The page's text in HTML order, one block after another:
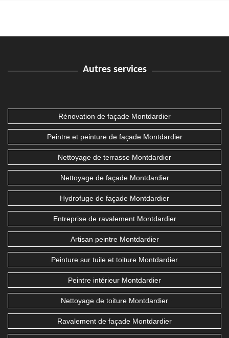
Autres services
Rénovation de façade Montdardier
Peintre et peinture de façade Montdardier
Nettoyage de terrasse Montdardier
Nettoyage de façade Montdardier
Hydrofuge de façade Montdardier
Entreprise de ravalement Montdardier
Artisan peintre Montdardier
Peinture sur tuile et toiture Montdardier
Peintre intérieur Montdardier
Nettoyage de toiture Montdardier
Ravalement de façade Montdardier